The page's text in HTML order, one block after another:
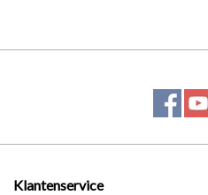
Klantenservice